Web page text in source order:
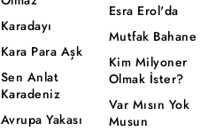
Karadayı
Kara Para Aşk
Sen Anlat
Karadeniz
Avrupa Yakası
Esra Erol'da
Mutfak Bahane
Kim Milyoner
Olmak İster?
Var Mısın Yok
Musun